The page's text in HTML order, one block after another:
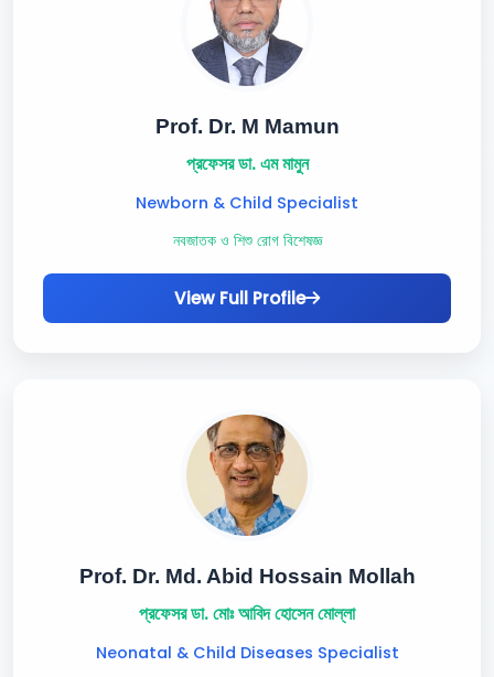
Prof. Dr. M Mamun
প্রফেসর ডা. এম মামুন
Newborn & Child Specialist
নবজাতক ও শিশু রোগ বিশেষজ্ঞ
View Full Profile
Prof. Dr. Md. Abid Hossain Mollah
প্রফেসর ডা. মোঃ আবিদ হোসেন মোল্লা
Neonatal & Child Diseases Specialist